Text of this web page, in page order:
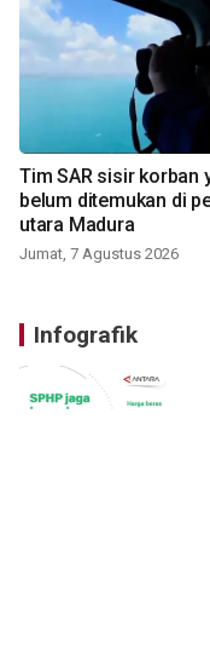
Tim SAR sisir korban
belum ditemukan di
utara Madura
Jumat, 7 Agustus 2026
Infografik